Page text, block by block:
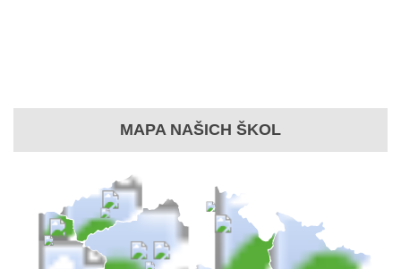
MAPA NAŠICH ŠKOL